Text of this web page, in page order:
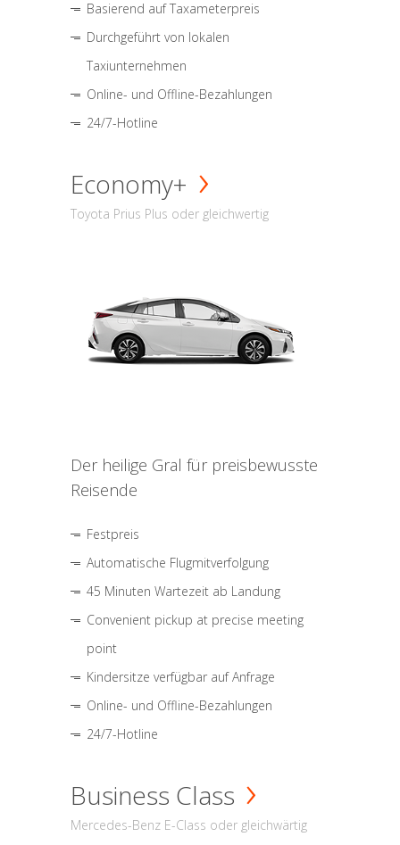
Basierend auf Taxameterpreis
Durchgeführt von lokalen
Taxiunternehmen
Online- und Offline-Bezahlungen
24/7-Hotline
Economy+
Toyota Prius Plus oder gleichwertig
Der heilige Gral für preisbewusste
Reisende
Festpreis
Automatische Flugmitverfolgung
45 Minuten Wartezeit ab Landung
Convenient pickup at precise meeting
point
Kindersitze verfügbar auf Anfrage
Online- und Offline-Bezahlungen
24/7-Hotline
Business Class
Mercedes-Benz E-Class oder gleichwärtig